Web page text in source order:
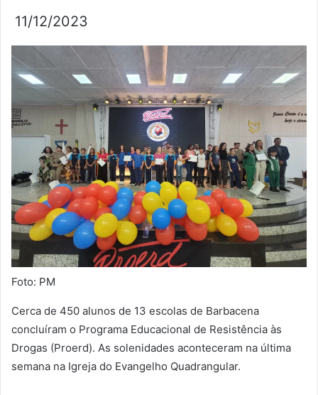
11/12/2023
Foto: PM
Cerca de 450 alunos de 13 escolas de Barbacena
concluíram o Programa Educacional de Resistência às
Drogas (Proerd). As solenidades aconteceram na última
semana na Igreja do Evangelho Quadrangular.